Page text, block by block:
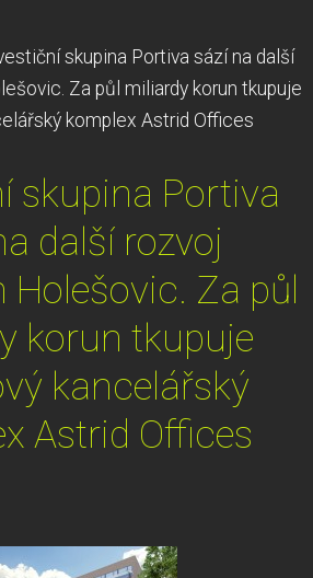
skupina Portiva sází na další
Za půl miliardy korun tkupuje
komplex Astrid Offices
skupina Portiva
další rozvoj
Holešovic. Za půl
korun tkupuje
kancelářský
Astrid Offices